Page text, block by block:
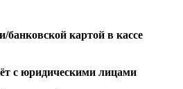
картой в кассе
с юридическими лицами